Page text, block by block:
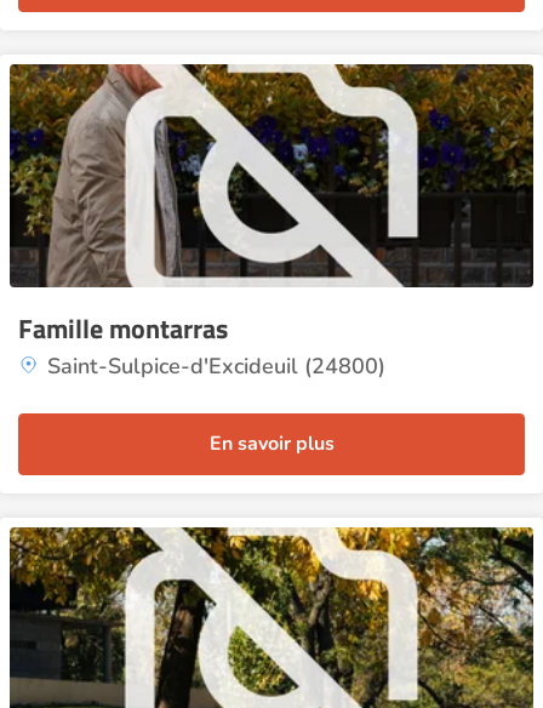
Famille montarras
Saint-Sulpice-d'Excideuil (24800)
En savoir plus